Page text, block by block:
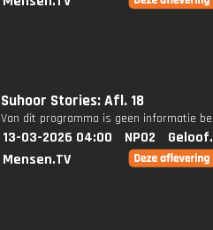
Suhoor Stories: Afl. 18
Van dit programma is geen informatie
13-03-2026 04:00 NPO2
Mensen.TV